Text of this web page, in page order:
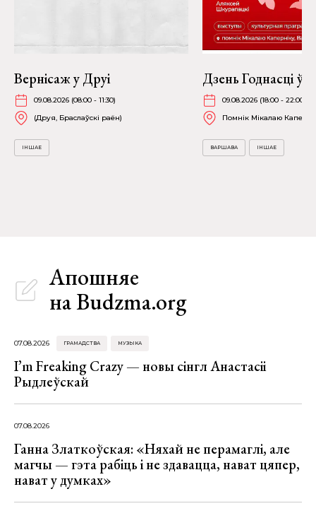
Вернісаж у Друі
09.08.2026 (08:00 - 11:30)
(Друя, Браслаўскі раён)
ІНШАЕ
Дзень Годнасці ў
09.08.2026 (18:00 - 22:00)
Помнік Мікалаю
ВАРШАВА ІНШАЕ
Апошняе
на Budzma.org
07.08.2026 ГРАМАДСТВА МУЗЫКА
I’m Freaking Crazy — новы сінгл Анастасіі
Рыдлеўскай
07.08.2026
Ганна Златкоўская: «Няхай не перамаглі, але
магчы — гэта рабіць і не здавацца, нават цяпер,
нават у думках»